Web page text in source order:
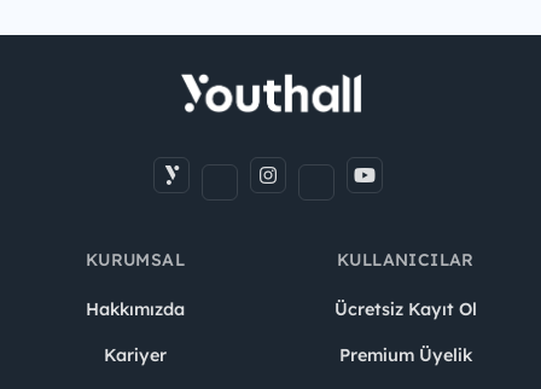
KURUMSAL
Hakkımızda
Kariyer
KULLANICILAR
Ücretsiz Kayıt Ol
Premium Üyelik